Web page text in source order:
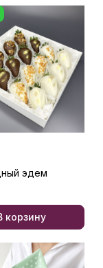
эдем
корзину